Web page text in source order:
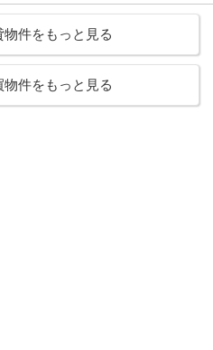
件をもっと見る
件をもっと見る